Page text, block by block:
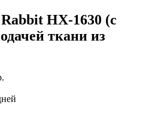
HX-1630 (с
ткани из